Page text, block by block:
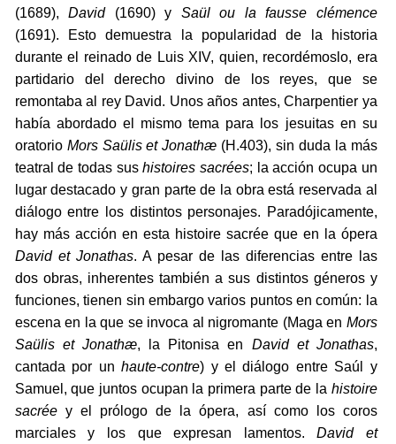
(1689),David(1690) y Saül ou la fausse clémence
(1691). Esto demuestra la popularidad de la historia
durante el reinado de Luis XIV, quien, recordémoslo, era
partidario del derecho divino de los reyes, que se
remontaba al rey David. Unos años antes, Charpentier ya
había abordado el mismo tema para los jesuitas en su
oratorio Mors Saülis et Jonathæ (H.403), sin duda la más
teatral de todas sushistoires sacrées; la acción ocupa un
lugar destacado y gran parte de la obra está reservada al
diálogo entre los distintos personajes. Paradójicamente,
hay más acción en esta histoire sacrée que en la ópera
David et Jonathas. A pesar de las diferencias entre las
dos obras, inherentes también a sus distintos géneros y
funciones, tienen sin embargo varios puntos en común: la
escena en la que se invoca al nigromante (Maga en Mors
Saülis et Jonathæ, la Pitonisa en David et Jonathas,
cantada por un haute-contre) y el diálogo entre Saúl y
Samuel, que juntos ocupan la primera parte de la histoire
sacréey el prólogo de la ópera, así como los coros
marciales y los que expresan lamentos.David et